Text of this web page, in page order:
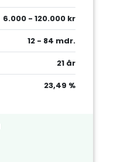
6.000 - 120.000 kr
12 - 84 mdr.
21 år
23,49 %